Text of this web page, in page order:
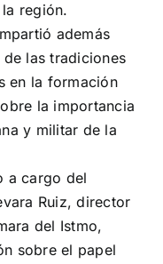
región.
además
las tradiciones
en la formación
la importancia
y militar de la
a cargo del
Ruiz, director
del Istmo,
sobre el papel